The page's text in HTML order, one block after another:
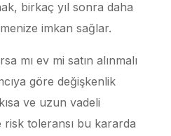
birkaç yıl sonra daha
imkan sağlar.
mı ev mi satın alınmalı
göre değişkenlik
ve uzun vadeli
toleransı bu kararda